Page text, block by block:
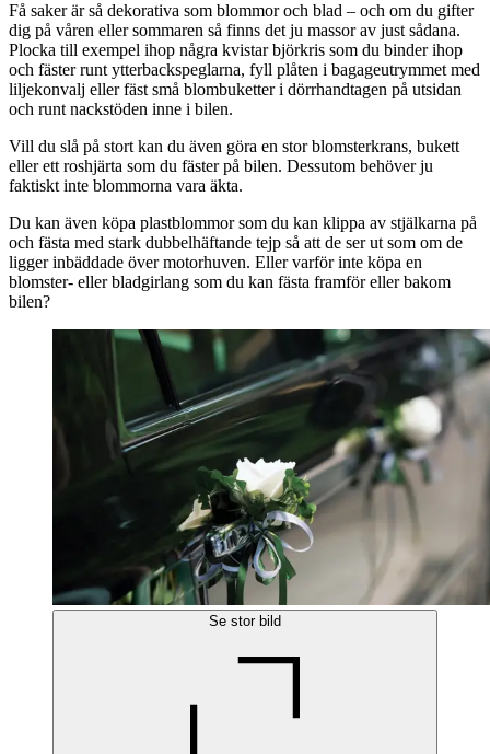
Få saker är så dekorativa som blommor och blad – och om du gifter
dig på våren eller sommaren så finns det ju massor av just sådana.
Plocka till exempel ihop några kvistar björkris som du binder ihop
och fäster runt ytterbackspeglarna, fyll plåten i bagageutrymmet med
liljekonvalj eller fäst små blombuketter i dörrhandtagen på utsidan
och runt nackstöden inne i bilen.
Vill du slå på stort kan du även göra en stor blomsterkrans, bukett
eller ett roshjärta som du fäster på bilen. Dessutom behöver ju
faktiskt inte blommorna vara äkta.
Du kan även köpa plastblommor som du kan klippa av stjälkarna på
och fästa med stark dubbelhäftande tejp så att de ser ut som om de
ligger inbäddade över motorhuven. Eller varför inte köpa en
blomster- eller bladgirlang som du kan fästa framför eller bakom
bilen?
Se stor bild